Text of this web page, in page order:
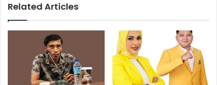
Related Articles